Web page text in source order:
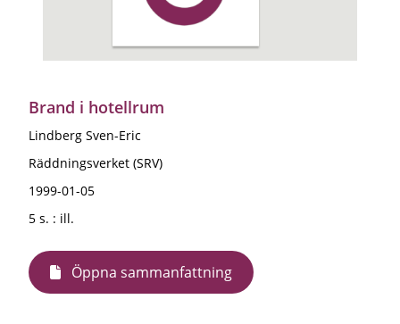
Brand i hotellrum
Lindberg Sven-Eric
Räddningsverket (SRV)
1999-01-05
5 s. : ill.
Öppna sammanfattning